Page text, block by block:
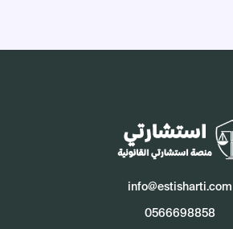
info@estisharti.com
0566698858